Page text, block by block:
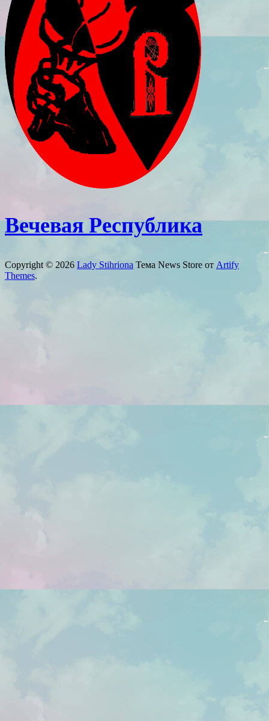
Вечевая Республика
Copyright © 2026 Lady Stihriona Тема News Store от Artify
Themes.